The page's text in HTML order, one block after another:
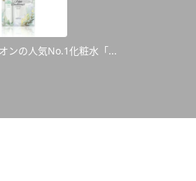
ンの人気No.1化粧水「...